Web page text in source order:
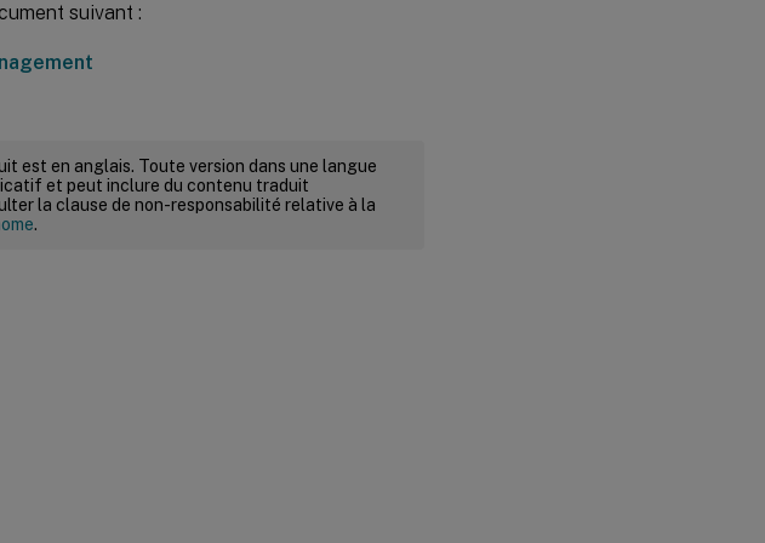
suivant :
est en anglais. Toute version dans une langue
et peut inclure du contenu traduit
la clause de non-responsabilité relative à la
.